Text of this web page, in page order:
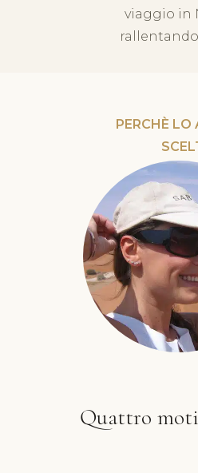
viaggio in
PERCHÈ
Quattro